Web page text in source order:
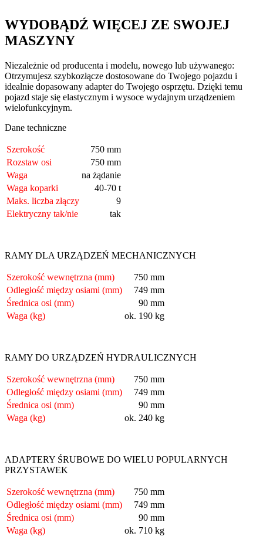
WYDOBĄDŹ WIĘCEJ ZE SWOJEJ
MASZYNY
Niezależnie od producenta i modelu, nowego lub używanego:
Otrzymujesz szybkozłącze dostosowane do Twojego pojazdu i
idealnie dopasowany adapter do Twojego osprzętu. Dzięki temu
pojazd staje się elastycznym i wysoce wydajnym urządzeniem
wielofunkcyjnym.
Dane techniczne
Szerokość
750 mm
Rozstaw osi
750 mm
Waga
na żądanie
Waga koparki
40-70 t
Maks. liczba złączy
9
Elektryczny tak/nie
tak
RAMY DLA URZĄDZEŃ MECHANICZNYCH
Szerokość wewnętrzna (mm)
750 mm
Odległość między osiami (mm)
749 mm
Średnica osi (mm)
90 mm
Waga (kg)
ok. 190 kg
RAMY DO URZĄDZEŃ HYDRAULICZNYCH
Szerokość wewnętrzna (mm)
750 mm
Odległość między osiami (mm)
749 mm
Średnica osi (mm)
90 mm
Waga (kg)
ok. 240 kg
ADAPTERY ŚRUBOWE DO WIELU POPULARNYCH
PRZYSTAWEK
Szerokość wewnętrzna (mm)
750 mm
Odległość między osiami (mm)
749 mm
Średnica osi (mm)
90 mm
Waga (kg)
ok. 710 kg